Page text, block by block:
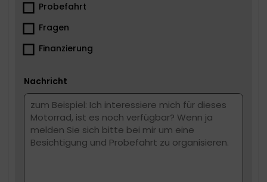
Probefahrt
Fragen
Finanzierung
Nachricht